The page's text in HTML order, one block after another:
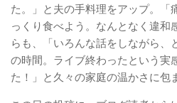
た。」と夫の手料理をアップ。「
っくり食べよう。なんとなく違和
らも、「いろんな話をしながら、
の時間。ライブ終わったという実
た！」と久々の家庭の温かさに包